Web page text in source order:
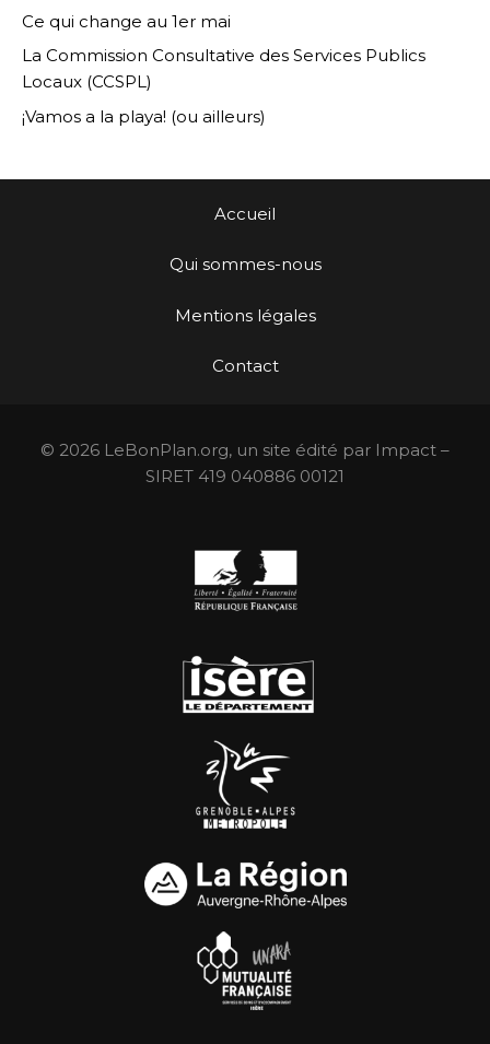
Ce qui change au 1er mai
La Commission Consultative des Services Publics
Locaux (CCSPL)
¡Vamos a la playa! (ou ailleurs)
Accueil
Qui sommes-nous
Mentions légales
Contact
© 2026 LeBonPlan.org, un site édité par Impact –
SIRET 419 040886 00121